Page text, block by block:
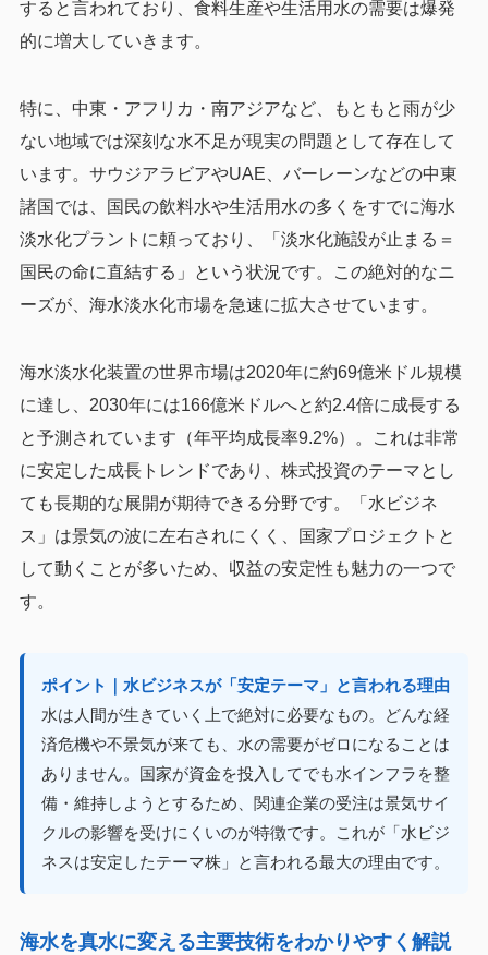
すると言われており、食料生産や生活用水の需要は爆発
的に増大していきます。
特に、中東・アフリカ・南アジアなど、もともと雨が少
ない地域では深刻な水不足が現実の問題として存在して
います。サウジアラビアやUAE、バーレーンなどの中東
諸国では、国民の飲料水や生活用水の多くをすでに海水
淡水化プラントに頼っており、「淡水化施設が止まる＝
国民の命に直結する」という状況です。この絶対的なニ
ーズが、海水淡水化市場を急速に拡大させています。
海水淡水化装置の世界市場は2020年に約69億米ドル規模
に達し、2030年には166億米ドルへと約2.4倍に成長する
と予測されています（年平均成長率9.2%）。これは非常
に安定した成長トレンドであり、株式投資のテーマとし
ても長期的な展開が期待できる分野です。「水ビジネ
ス」は景気の波に左右されにくく、国家プロジェクトと
して動くことが多いため、収益の安定性も魅力の一つで
す。
ポイント｜水ビジネスが「安定テーマ」と言われる理由
水は人間が生きていく上で絶対に必要なもの。どんな経
済危機や不景気が来ても、水の需要がゼロになることは
ありません。国家が資金を投入してでも水インフラを整
備・維持しようとするため、関連企業の受注は景気サイ
クルの影響を受けにくいのが特徴です。これが「水ビジ
ネスは安定したテーマ株」と言われる最大の理由です。
海水を真水に変える主要技術をわかりやすく解説